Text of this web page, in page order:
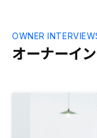
オーナーイ
OWNER